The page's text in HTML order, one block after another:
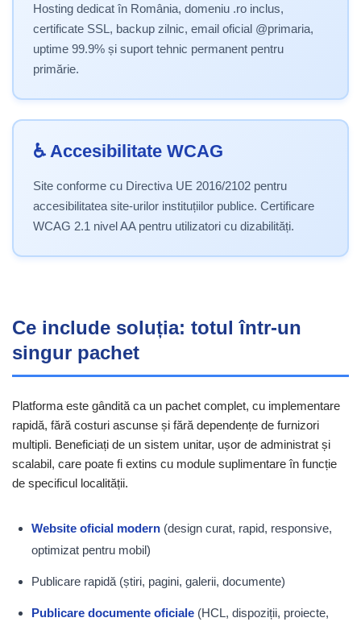
Hosting dedicat în România, domeniu .ro inclus,
certificate SSL, backup zilnic, email oficial @primaria,
uptime 99.9% și suport tehnic permanent pentru
primărie.
♿ Accesibilitate WCAG
Site conforme cu Directiva UE 2016/2102 pentru
accesibilitatea site-urilor instituțiilor publice. Certificare
WCAG 2.1 nivel AA pentru utilizatori cu dizabilități.
Ce include soluția: totul într-un
singur pachet
Platforma este gândită ca un pachet complet, cu implementare
rapidă, fără costuri ascunse și fără dependențe de furnizori
multipli. Beneficiați de un sistem unitar, ușor de administrat și
scalabil, care poate fi extins cu module suplimentare în funcție
de specificul localității.
Website oficial modern (design curat, rapid, responsive,
optimizat pentru mobil)
Publicare rapidă (știri, pagini, galerii, documente)
Publicare documente oficiale (HCL, dispoziții, proiecte,